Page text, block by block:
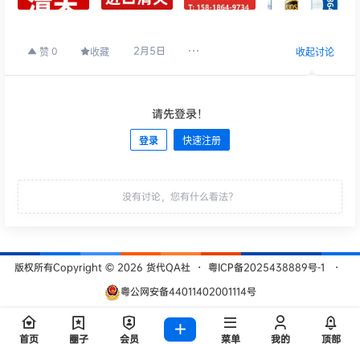
赞 0 收藏 2月5日 收起讨论
请先登录！
登录 快速注册
没有讨论，您有什么看法？
版权所有Copyright © 2026 货代QA社 ・ 粤ICP备2025438889号-1
・
粤公网安备44011402001114号
查询 209 次，耗时 0.4938 秒
首页
圈子 会员 菜单 我的 顶部